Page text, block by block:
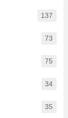
137
73
75
34
35